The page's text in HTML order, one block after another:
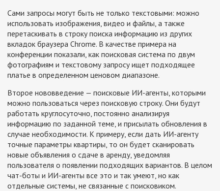
Сами запросы могут быть не только текстовыми: можно
использовать изображения, видео и файлы, а также
перетаскивать в строку поиска информацию из других
вкладок браузера Chrome. В качестве примера на
конференции показали, как поисковая система по двум
фотографиям и текстовому запросу ищет подходящее
платье в определенном ценовом диапазоне.
Второе нововведение — поисковые ИИ-агенты, которыми
можно пользоваться через поисковую строку. Они будут
работать круглосуточно, постоянно анализируя
информацию по заданной теме, и присылать обновления в
случае необходимости. К примеру, если дать ИИ-агенту
точные параметры квартиры, то он будет сканировать
новые объявления о сдаче в аренду, уведомляя
пользователя о появлении подходящих вариантов. В целом
чат-боты и ИИ-агенты все это и так умеют, но как
отдельные системы, не связанные с поисковиком.